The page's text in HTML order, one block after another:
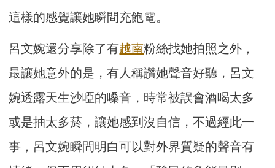
這樣的感覺讓她瞬間充飽電。
呂文婉還分享除了有越南粉絲找她拍照之外，
最讓她意外的是，有人稱讚她聲音好聽，呂文
婉透露天生沙啞的嗓音，時常被誤會酒喝太多
或是抽太多菸，讓她感到沒自信，不過經此一
事，呂文婉瞬間明白可以對外界質疑的聲音有